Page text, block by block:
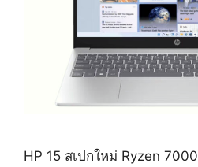
HP 15 สเปกใหม่ Ryzen